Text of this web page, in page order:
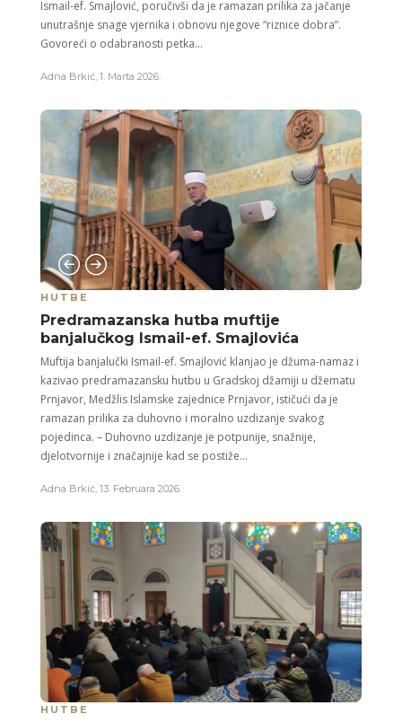
Ismail-ef. Smajlović, poručivši da je ramazan prilika za jačanje
unutrašnje snage vjernika i obnovu njegove “riznice dobra”.
Govoreći o odabranosti petka...
Adna Brkić 1. Marta 2026.
HUTBE
Predramazanska hutba muftije
banjalučkog Ismail-ef. Smajlovića
Muftija banjalučki Ismail-ef. Smajlović klanjao je džuma-namaz i
kazivao predramazansku hutbu u Gradskoj džamiji u džematu
Prnjavor, Medžlis Islamske zajednice Prnjavor, ističući da je
ramazan prilika za duhovno i moralno uzdizanje svakog
pojedinca. – Duhovno uzdizanje je potpunije, snažnije,
djelotvornije i značajnije kad se postiže...
Adna Brkić, 13. Februara 2026.
HUTBE